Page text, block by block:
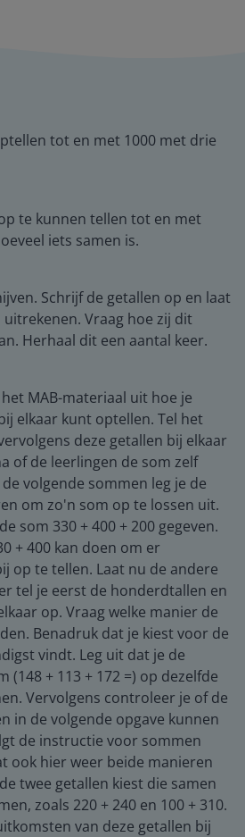
tot en met 1000 met drie
te kunnen tellen tot en met
iets samen is.
Schrijf de getallen op en laat
Vraag hoe zij dit
Herhaal dit een aantal keer.
MAB-materiaal uit hoe je
elkaar kunt optellen. Tel het
deze getallen bij elkaar
of de leerlingen de som zelf
volgende sommen leg je de
om zo'n som op te lossen uit.
som 330 + 400 + 200 gegeven.
+ 400 kan doen om er
op te tellen. Laat nu de andere
tel je eerst de honderdtallen en
op. Vraag welke manier de
Benadruk dat je kiest voor de
vindt. Leg uit dat je de
(148 + 113 + 172 =) op dezelfde
Vervolgens controleer je of de
in de volgende opgave kunnen
de instructie voor sommen
ook hier weer beide manieren
twee getallen kiest die samen
zoals 220 + 240 en 100 + 310.
van deze getallen bij